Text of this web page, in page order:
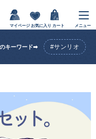
マイページ お気に入り カート メニュー
キーワード➡ #サンリオ